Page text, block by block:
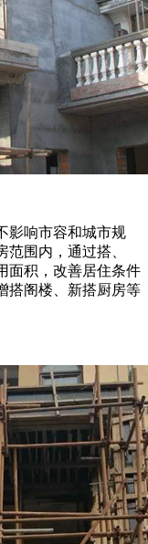
影响市容和城市规
围内，通过搭、
面积，改善居住条件
搭阁楼、新搭厨房等